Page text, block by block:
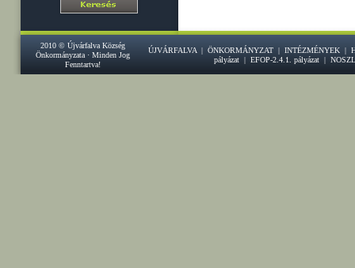
2010 © Újvárfalva Község
Önkormányzata · Minden Jog
Fenntartva!
ÚJVÁRFALVA | ÖNKORMÁNYZAT | INTÉZMÉNYEK |
pályázat| EFOP-2.4.1. pályázat|